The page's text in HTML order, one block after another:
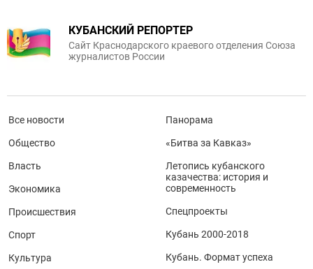
КУБАНСКИЙ РЕПОРТЕР
Сайт Краснодарского краевого отделения Союза
журналистов России
Все новости
Общество
Власть
Экономика
Происшествия
Спорт
Культура
Панорама
«Битва за Кавказ»
Летопись кубанского
казачества: история и
современность
Спецпроекты
Кубань 2000-2018
Кубань. Формат успеха